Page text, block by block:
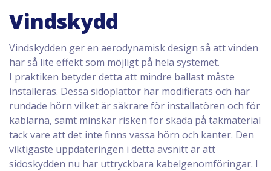
Vindskydd
Vindskydden ger en aerodynamisk design så att vinden
har så lite effekt som möjligt på hela systemet.
I praktiken betyder detta att mindre ballast måste
installeras. Dessa sidoplattor har modifierats och har
rundade hörn vilket är säkrare för installatören och för
kablarna, samt minskar risken för skada på takmaterial
tack vare att det inte finns vassa hörn och kanter. Den
viktigaste uppdateringen i detta avsnitt är att
sidoskydden nu har uttryckbara kabelgenomföringar. I